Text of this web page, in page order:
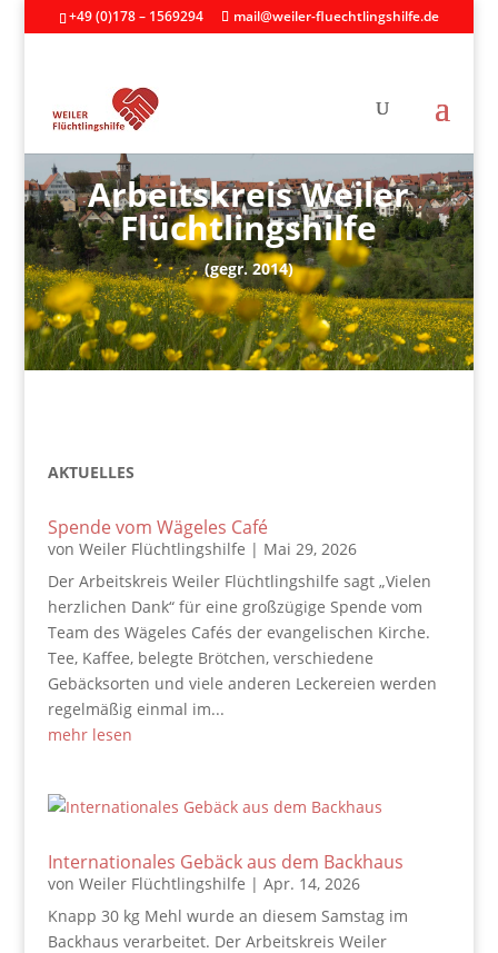
+49 (0)178 – 1569294 mail@weiler-fluechtlingshilfe.de
Arbeitskreis Weiler
Flüchtlingshilfe
(gegr. 2014)
AKTUELLES
Spende vom Wägeles Café
von Weiler Flüchtlingshilfe | Mai 29, 2026
Der Arbeitskreis Weiler Flüchtlingshilfe sagt „Vielen
herzlichen Dank“ für eine großzügige Spende vom
Team des Wägeles Cafés der evangelischen Kirche.
Tee, Kaffee, belegte Brötchen, verschiedene
Gebäcksorten und viele anderen Leckereien werden
regelmäßig einmal im...
mehr lesen
Internationales Gebäck aus dem Backhaus
von Weiler Flüchtlingshilfe | Apr. 14, 2026
Knapp 30 kg Mehl wurde an diesem Samstag im
Backhaus verarbeitet. Der Arbeitskreis Weiler